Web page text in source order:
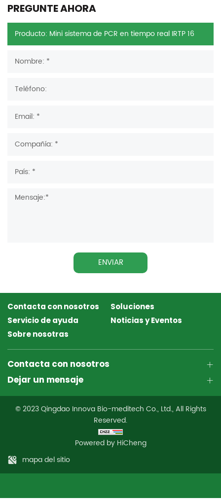
PREGUNTE AHORA
ENVIAR
Contacta con nosotros
Soluciones
Servicio de ayuda
Noticias y Eventos
Sobre nosotras
Contacta con nosotros
Dejar un mensaje
© 2023 Qingdao Innova Bio-meditech Co., Ltd., All Rights
Reserved.
Powered by HiCheng
mapa del sitio